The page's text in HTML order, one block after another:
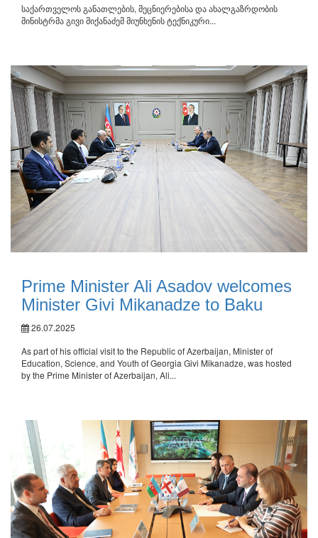
საქართველოს განათლების, მეცნიერებისა და ახალგაზრდობის
მინისტრმა გივი მიქანაძემ მიუნხენის ტექნიკური...
Prime Minister Ali Asadov welcomes
Minister Givi Mikanadze to Baku
26.07.2025
As part of his official visit to the Republic of Azerbaijan, Minister of
Education, Science, and Youth of Georgia Givi Mikanadze, was hosted
by the Prime Minister of Azerbaijan, Ali...